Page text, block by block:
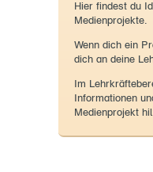
Hier findest du
Medienprojekte.
Wenn dich ein
dich an deine
Im
Informationen
Medienprojekt